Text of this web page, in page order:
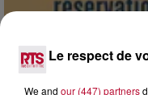
7 août 2026
Le respect de
We and our (447) partners